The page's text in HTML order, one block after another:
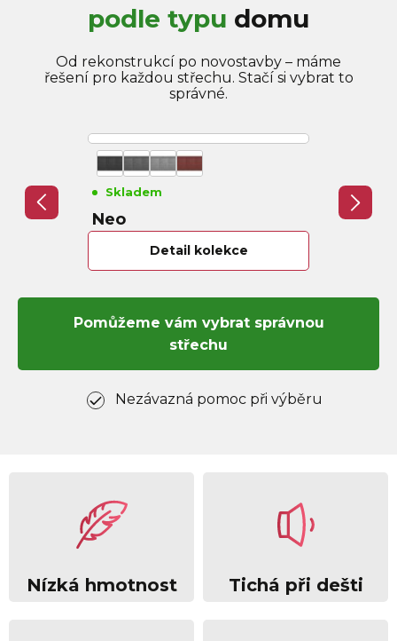
podle typu domu
Od rekonstrukcí po novostavby – máme
řešení pro každou střechu. Stačí si vybrat to
správné.
Skladem
Neo
Detail kolekce
Skladem
Flex 34
Pomůžeme vám vybrat správnou
střechu
Nezávazná pomoc při výběru
Nízká hmotnost Tichá při dešti